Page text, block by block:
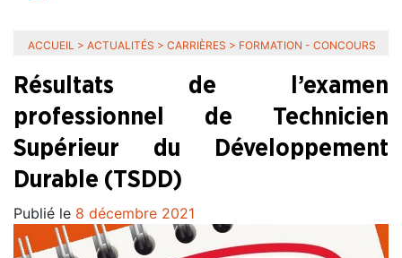
ACCUEIL > ACTUALITÉS > CARRIÈRES > FORMATION - CONCOURS
Résultats de l’examen
professionnel de Technicien
Supérieur du Développement
Durable (TSDD)
Publié le 8 décembre 2021